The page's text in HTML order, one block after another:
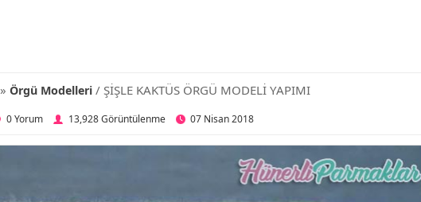
»Örgü Modelleri / ŞİŞLE KAKTÜS ÖRGÜ MODELİ YAPIMI
0 Yorum 13,928 Görüntülenme 07 Nisan 2018